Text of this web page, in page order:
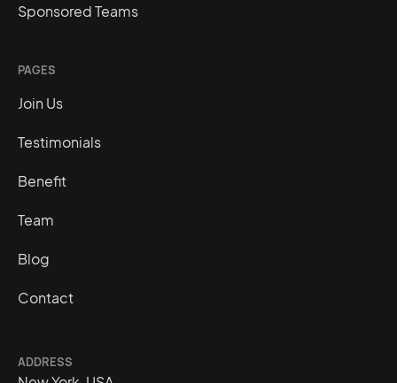
Sponsored Teams
PAGES
Join Us
Testimonials
Benefit
Team
Blog
Contact
ADDRESS